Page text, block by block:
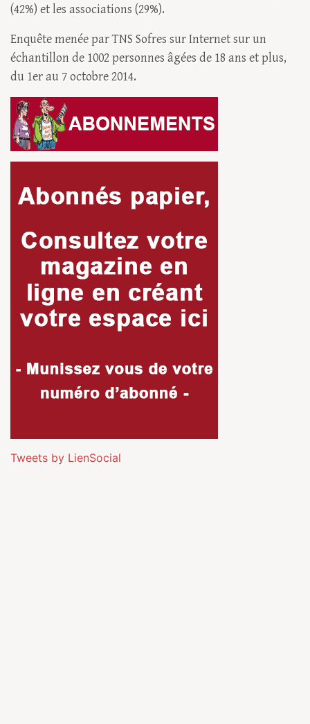
(42%) et les associations (29%).
Enquête menée par TNS Sofres sur Internet sur un
échantillon de 1002 personnes âgées de 18 ans et plus,
du 1er au 7 octobre 2014.
Tweets by LienSocial